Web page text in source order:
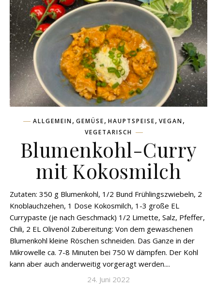
ALLGEMEIN, GEMÜSE, HAUPTSPEISE, VEGAN,
VEGETARISCH
Blumenkohl-Curry
mit Kokosmilch
Zutaten: 350 g Blumenkohl, 1/2 Bund Frühlingszwiebeln, 2
Knoblauchzehen, 1 Dose Kokosmilch, 1-3 große EL
Currypaste (je nach Geschmack) 1/2 Limette, Salz, Pfeffer,
Chili, 2 EL Olivenöl Zubereitung: Von dem gewaschenen
Blumenkohl kleine Röschen schneiden. Das Ganze in der
Mikrowelle ca. 7-8 Minuten bei 750 W dämpfen. Der Kohl
kann aber auch anderweitig vorgeragt werden....
24. Juni 2022